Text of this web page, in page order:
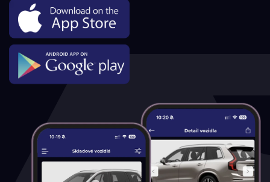
Pobočka
Bratislava
Trenčianska Turná
Trnava
Akciová ponuka
všetky